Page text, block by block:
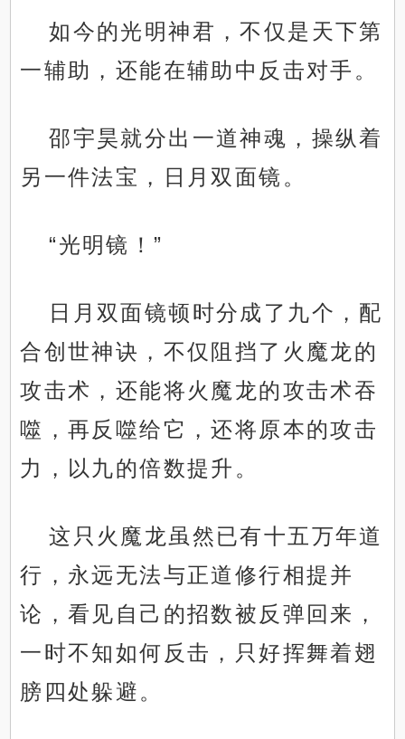
如今的光明神君，不仅是天下第
一辅助，还能在辅助中反击对手。
邵宇昊就分出一道神魂，操纵着
另一件法宝，日月双面镜。
“光明镜！”
日月双面镜顿时分成了九个，配
合创世神诀，不仅阻挡了火魔龙的
攻击术，还能将火魔龙的攻击术吞
噬，再反噬给它，还将原本的攻击
力，以九的倍数提升。
这只火魔龙虽然已有十五万年道
行，永远无法与正道修行相提并
论，看见自己的招数被反弹回来，
一时不知如何反击，只好挥舞着翅
膀四处躲避。